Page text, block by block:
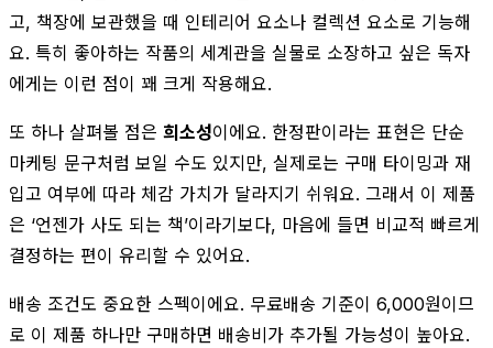
고, 책장에 보관했을 때 인테리어 요소나 컬렉션 요소로 기능해
요. 특히 좋아하는 작품의 세계관을 실물로 소장하고 싶은 독자
에게는 이런 점이 꽤 크게 작용해요.
또 하나 살펴볼 점은 희소성이에요. 한정판이라는 표현은 단순
마케팅 문구처럼 보일 수도 있지만, 실제로는 구매 타이밍과 재
입고 여부에 따라 체감 가치가 달라지기 쉬워요. 그래서 이 제품
은 ‘언젠가 사도 되는 책’이라기보다, 마음에 들면 비교적 빠르게
결정하는 편이 유리할 수 있어요.
배송 조건도 중요한 스펙이에요. 무료배송 기준이 6,000원이므
로 이 제품 하나만 구매하면 배송비가 추가될 가능성이 높아요.